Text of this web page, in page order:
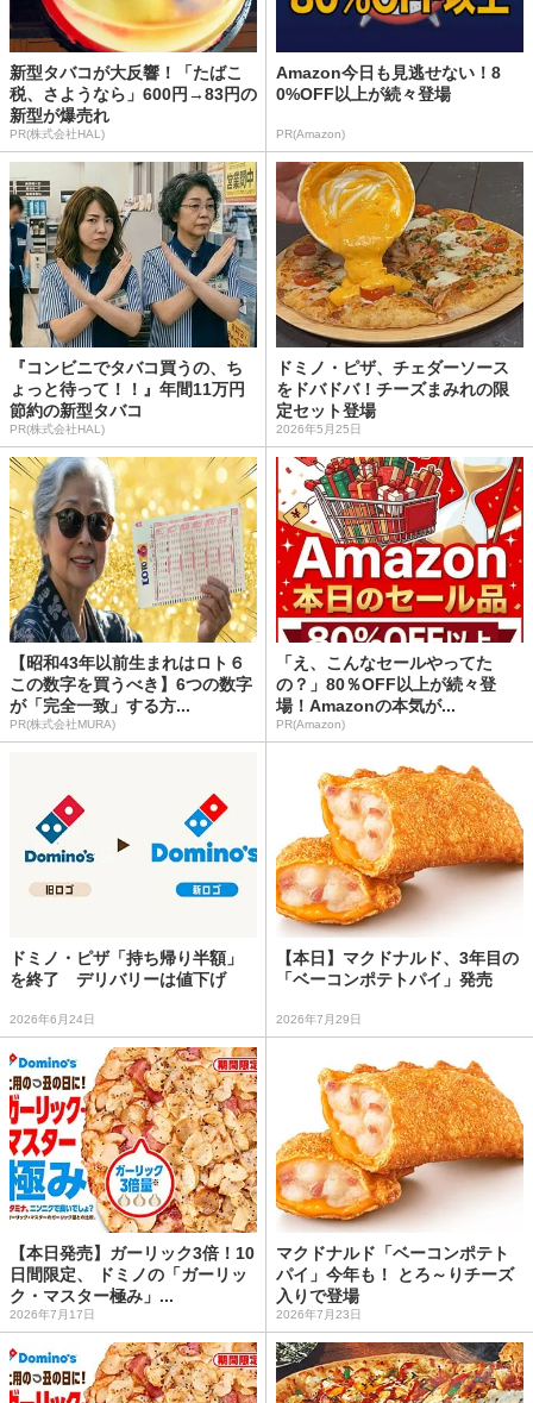
新型タバコが大反響！「たばこ
税、さようなら」600円→83円の
新型が爆売れ
PR(株式会社HAL)
Amazon今日も見逃せない！8
0%OFF以上が続々登場
PR(Amazon)
『コンビニでタバコ買うの、ち
ょっと待って！！』年間11万円
節約の新型タバコ
PR(株式会社HAL)
ドミノ・ピザ、チェダーソース
をドバドバ！チーズまみれの限
定セット登場
2026年5月25日
【昭和43年以前生まれはロト６
この数字を買うべき】6つの数字
が「完全一致」する方...
PR(株式会社MURA)
「え、こんなセールやってた
の？」80％OFF以上が続々登
場！Amazonの本気が...
PR(Amazon)
ドミノ・ピザ「持ち帰り半額」
を終了 デリバリーは値下げ
2026年6月24日
【本日】マクドナルド、3年目の
「ベーコンポテトパイ」発売
2026年7月29日
【本日発売】ガーリック3倍！10
日間限定、 ドミノの「ガーリッ
ク・マスター極み」...
2026年7月17日
マクドナルド「ベーコンポテト
パイ」今年も！ とろ～りチーズ
入りで登場
2026年7月23日